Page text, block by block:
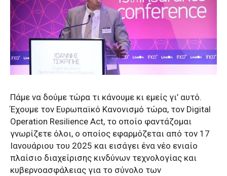
Πάμε να δούμε τώρα τι κάνουμε κι εμείς γι’ αυτό.
Έχουμε τον Ευρωπαϊκό Κανονισμό τώρα, τον Digital
Operation Resilience Act, το οποίο φαντάζομαι
γνωρίζετε όλοι, ο οποίος εφαρμόζεται από τον 17
Ιανουάριου του 2025 και εισάγει ένα νέο ενιαίο
πλαίσιο διαχείρισης κινδύνων τεχνολογίας και
κυβερνοασφάλειας για το σύνολο των